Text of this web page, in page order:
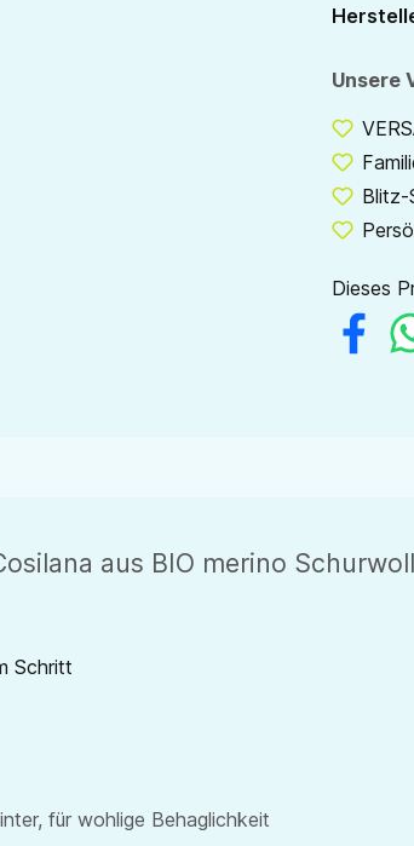
Unsere
Blitz-
Dieses
aus BIO merino
Schritt
für wohlige Behaglichkeit